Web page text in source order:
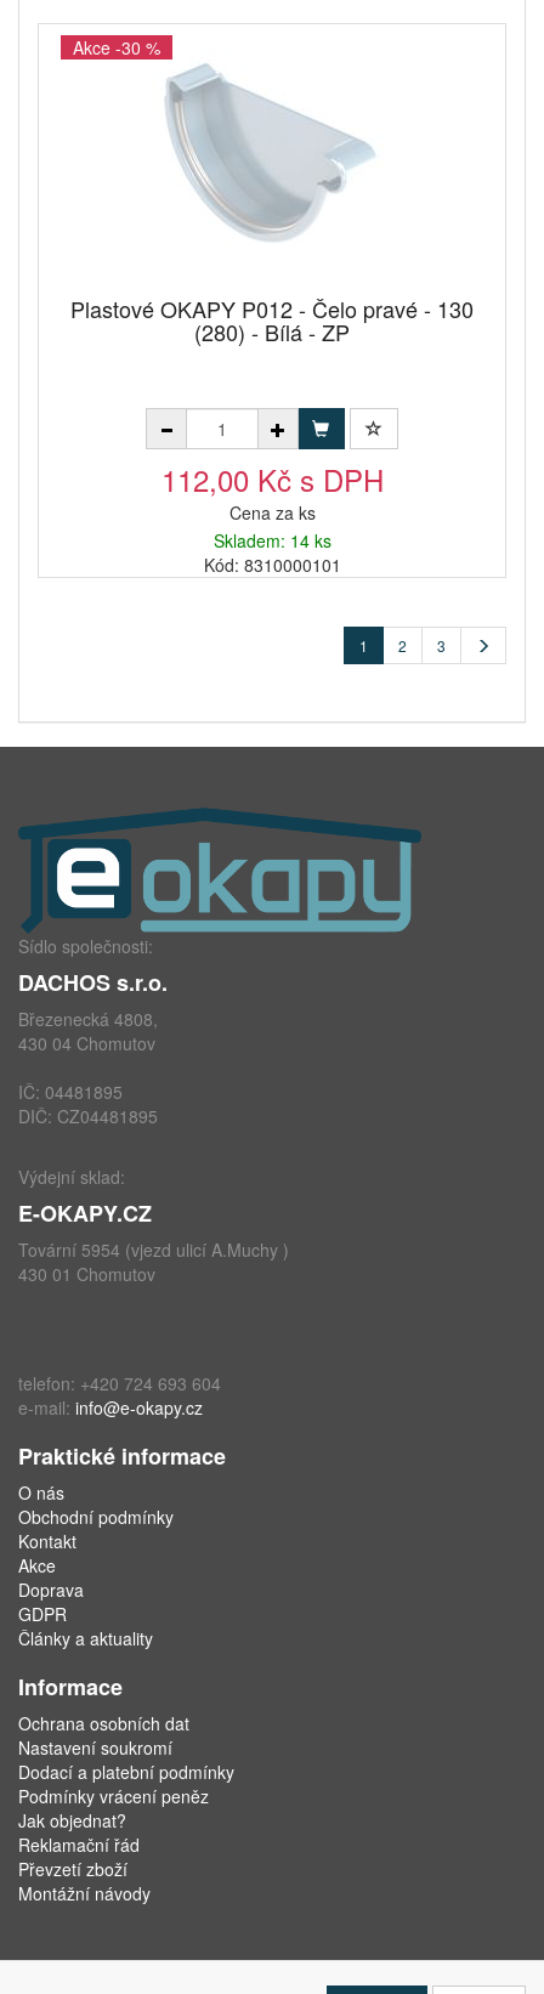
Akce -30 %
Plastové OKAPY P012 - Čelo pravé - 130
(280) - Bílá - ZP
112,00 Kč s DPH
Cena za ks
Skladem: 14 ks
Kód: 8310000101
1 2 3
Sídlo společnosti:
DACHOS s.r.o.
Březenecká 4808,
430 04 Chomutov
IČ: 04481895
DIČ: CZ04481895
Výdejní sklad:
E-OKAPY.CZ
Tovární 5954 (vjezd ulicí A.Muchy )
430 01 Chomutov
telefon: +420 724 693 604
e-mail: info@e-okapy.cz
Praktické informace
O nás
Obchodní podmínky
Kontakt
Akce
Doprava
GDPR
Články a aktuality
Informace
Ochrana osobních dat
Nastavení soukromí
Dodací a platební podmínky
Podmínky vrácení peněz
Jak objednat?
Reklamační řád
Převzetí zboží
Montážní návody